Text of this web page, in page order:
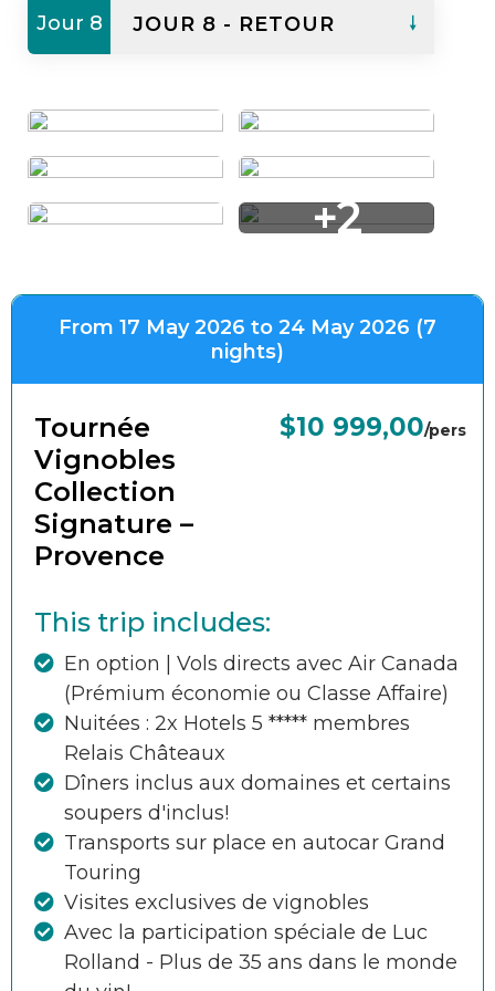
Transferts inclus
17h00 à 22h00 :
Château
Excursion aux Calanques de
Libre
Jour 8 JOUR 8 - RETOUR
Montréal
+2
From 17 May 2026 to 24 May 2026 (7
nights)
Tournée
Vignobles
Collection
Signature –
Provence
$10 999,00/pers
This trip includes:
En option | Vols directs avec Air Canada
(Prémium économie ou Classe Affaire)
Nuitées : 2x Hotels 5 ***** membres
Relais Châteaux
Dîners inclus aux domaines et certains
soupers d'inclus!
Transports sur place en autocar Grand
Touring
Visites exclusives de vignobles
Avec la participation spéciale de Luc
Rolland - Plus de 35 ans dans le monde